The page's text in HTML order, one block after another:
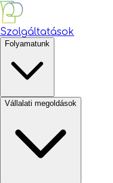
Szolgáltatások
Folyamatunk
Vállalati megoldások